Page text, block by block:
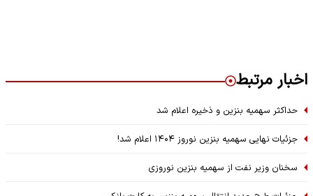
اخبار مرتبط
حداکثر سهمیه بنزین و ذخیره اعلام شد
جزئیات نهایی سهمیه بنزین نوروز ۱۴۰۴ اعلام شد!
سخنان وزیر نفت از سهمیه بنزین نوروزی